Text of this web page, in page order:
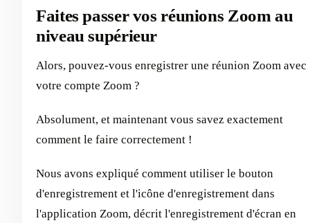
Faites passer vos réunions Zoom au
niveau supérieur
Alors, pouvez-vous enregistrer une réunion Zoom avec
votre compte Zoom ?
Absolument, et maintenant vous savez exactement
comment le faire correctement !
Nous avons expliqué comment utiliser le bouton
d'enregistrement et l'icône d'enregistrement dans
l'application Zoom, décrit l'enregistrement d'écran en